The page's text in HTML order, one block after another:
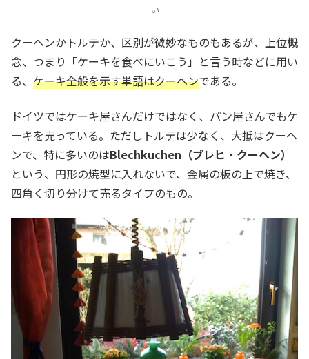
い
クーヘンかトルテか、区別が微妙なものもあるが、上位概
念、つまり「ケーキを食べにいこう」と言う時などに用い
る、 ケーキ全般を示す単語はクーヘンである。
ドイツではケーキ屋さんだけではなく、パン屋さんでもケ
ーキを売っている。ただしトルテは少なく、大抵はクーヘ
ンで、特に多いのはBlechkuchen（ブレヒ・クーヘン）
という、円形の焼型に入れないで、金属の板の上で焼き、
四角く切り分けて売るタイプのもの。